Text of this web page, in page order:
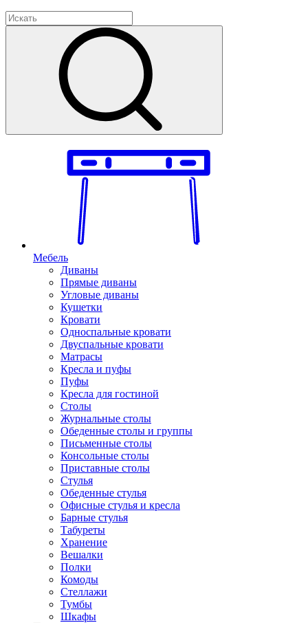
Мебель
Диваны
Прямые диваны
Угловые диваны
Кушетки
Кровати
Односпальные кровати
Двуспальные кровати
Матрасы
Кресла и пуфы
Пуфы
Кресла для гостиной
Столы
Журнальные столы
Обеденные столы и группы
Письменные столы
Консольные столы
Приставные столы
Стулья
Обеденные стулья
Офисные стулья и кресла
Барные стулья
Табуреты
Хранение
Вешалки
Полки
Комоды
Стеллажи
Тумбы
Шкафы